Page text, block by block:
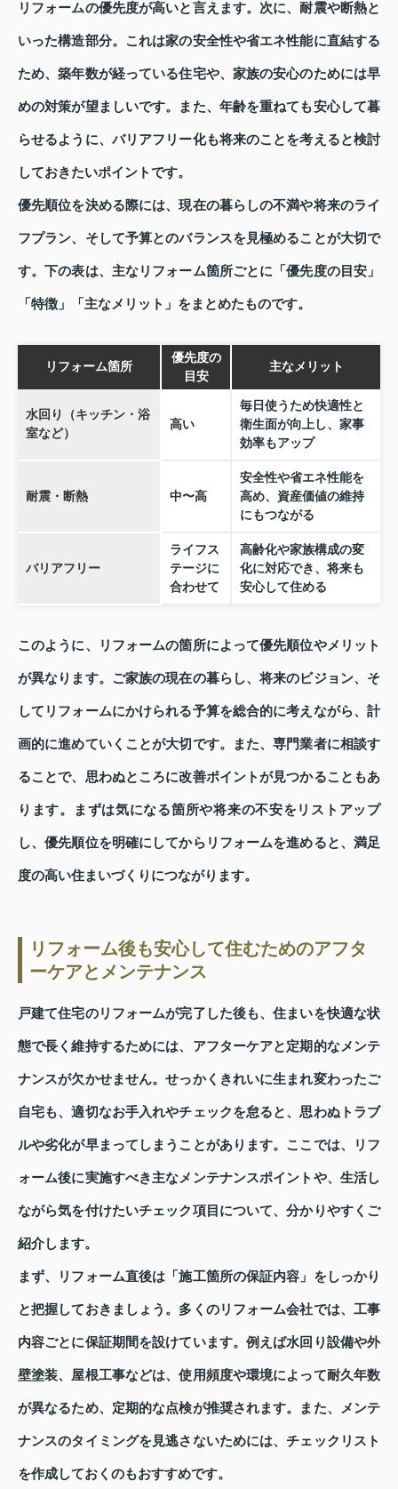
リフォームの優先度が高いと言えます。次に、耐震や断熱と
いった構造部分。これは家の安全性や省エネ性能に直結する
ため、築年数が経っている住宅や、家族の安心のためには早
めの対策が望ましいです。また、年齢を重ねても安心して暮
らせるように、バリアフリー化も将来のことを考えると検討
しておきたいポイントです。
優先順位を決める際には、現在の暮らしの不満や将来のライ
フプラン、そして予算とのバランスを見極めることが大切で
す。下の表は、主なリフォーム箇所ごとに「優先度の目安」
「特徴」「主なメリット」をまとめたものです。
リフォーム箇所
優先度の
目安
主なメリット
水回り（キッチン・浴
室など）
高い
毎日使うため快適性と
衛生面が向上し、家事
効率もアップ
耐震・断熱 中〜高
安全性や省エネ性能を
高め、資産価値の維持
にもつながる
バリアフリー
ライフス
テージに
合わせて
高齢化や家族構成の変
化に対応でき、将来も
安心して住める
このように、リフォームの箇所によって優先順位やメリット
が異なります。ご家族の現在の暮らし、将来のビジョン、そ
してリフォームにかけられる予算を総合的に考えながら、計
画的に進めていくことが大切です。また、専門業者に相談す
ることで、思わぬところに改善ポイントが見つかることもあ
ります。まずは気になる箇所や将来の不安をリストアップ
し、優先順位を明確にしてからリフォームを進めると、満足
度の高い住まいづくりにつながります。
リフォーム後も安心して住むためのアフタ
ーケアとメンテナンス
戸建て住宅のリフォームが完了した後も、住まいを快適な状
態で長く維持するためには、アフターケアと定期的なメンテ
ナンスが欠かせません。せっかくきれいに生まれ変わったご
自宅も、適切なお手入れやチェックを怠ると、思わぬトラブ
ルや劣化が早まってしまうことがあります。ここでは、リフ
ォーム後に実施すべき主なメンテナンスポイントや、生活し
ながら気を付けたいチェック項目について、分かりやすくご
紹介します。
まず、リフォーム直後は「施工箇所の保証内容」をしっかり
と把握しておきましょう。多くのリフォーム会社では、工事
内容ごとに保証期間を設けています。例えば水回り設備や外
壁塗装、屋根工事などは、使用頻度や環境によって耐久年数
が異なるため、定期的な点検が推奨されます。また、メンテ
ナンスのタイミングを見逃さないためには、チェックリスト
を作成しておくのもおすすめです。